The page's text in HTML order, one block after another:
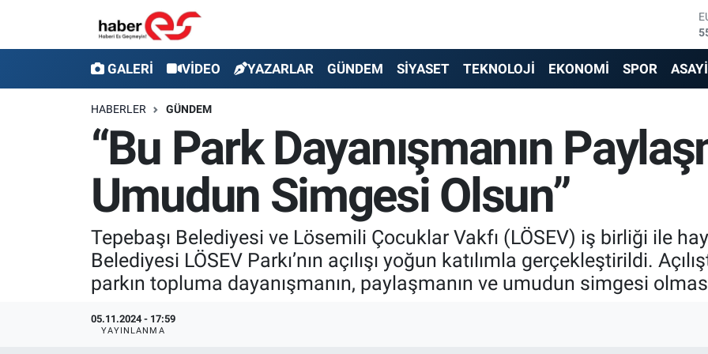
GALERİ VİDEO YAZARLAR GÜNDEM SİYASET TEKNOLOJİ EKONOMİ SPOR
HABERLER GÜNDEM
“Bu Park Dayanışmanın
Umudun Simgesi Olsun”
Tepebaşı Belediyesi ve Lösemili Çocuklar Vakfı (LÖSEV) iş birliği ile
Belediyesi LÖSEV Parkı’nın açılışı yoğun katılımla gerçekleştirildi.
parkın topluma dayanışmanın, paylaşmanın ve umudun simgesi
05.11.2024 - 17:59
YAYINLANMA
YAZARLAR
GÜNDEM
TEKNOLOJİ
Eskişehir Nöbetçi Eczaneler
Eskişehir Hava Durumu
Eskişehir Trafik Yoğunluk Haritası
Süper Lig Puan Durumu ve Fikstür
Son Dakika Haberleri